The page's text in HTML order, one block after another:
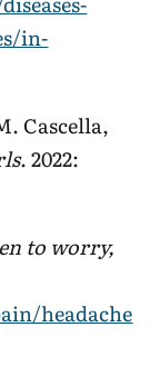
in-
Cascella,
. 2022:
to worry,
headache